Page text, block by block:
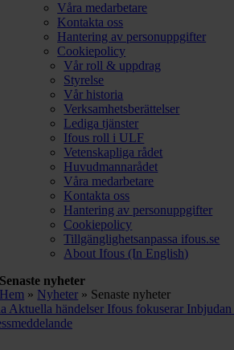
Våra medarbetare
Kontakta oss
Hantering av personuppgifter
Cookiepolicy
Vår roll & uppdrag
Styrelse
Vår historia
Verksamhetsberättelser
Lediga tjänster
Ifous roll i ULF
Vetenskapliga rådet
Huvudmannarådet
Våra medarbetare
Kontakta oss
Hantering av personuppgifter
Cookiepolicy
Tillgänglighetsanpassa ifous.se
About Ifous (In English)
Senaste nyheter
Hem » Nyheter » Senaste nyheter
Aktuella händelser Ifous fokuserar Inbjudan